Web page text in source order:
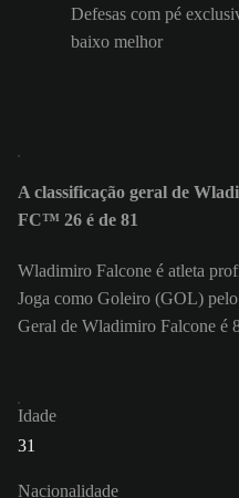
Defesas com pé
baixo melhor
A classificação geral de
FC™ 26 é de 81
Wladimiro Falcone é atleta
Joga como Goleiro (GOL)
Geral de Wladimiro Falcone é
Idade
31
Nacionalidade